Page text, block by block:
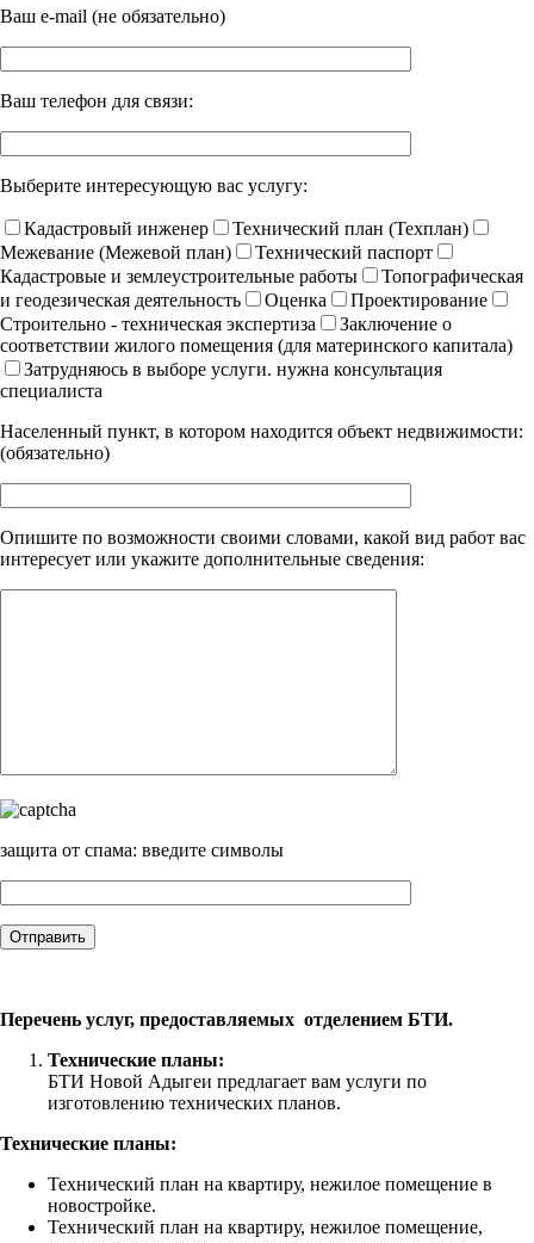
Ваш e-mail (не обязательно)
Ваш телефон для связи:
Выберите интересующую вас услугу:
Кадастровый инженер
Технический план (Техплан)
Межевание (Межевой план)
Технический паспорт
Кадастровые и землеустроительные работы
Топографическая
и геодезическая деятельность
Оценка
Проектирование
Строительно - техническая экспертиза
Заключение о
соответствии жилого помещения (для материнского капитала)
Затрудняюсь в выборе услуги. нужна консультация
специалиста
Населенный пункт, в котором находится объект недвижимости:
(обязательно)
Опишите по возможности своими словами, какой вид работ вас
интересует или укажите дополнительные сведения:
защита от спама: введите символы
Перечень услуг, предоставляемых отделением БТИ.
Технические планы:
БТИ Новой Адыгеи предлагает вам услуги по
изготовлению технических планов.
Технические планы:
Технический план на квартиру, нежилое помещение в
новостройке.
Технический план на квартиру, нежилое помещение,